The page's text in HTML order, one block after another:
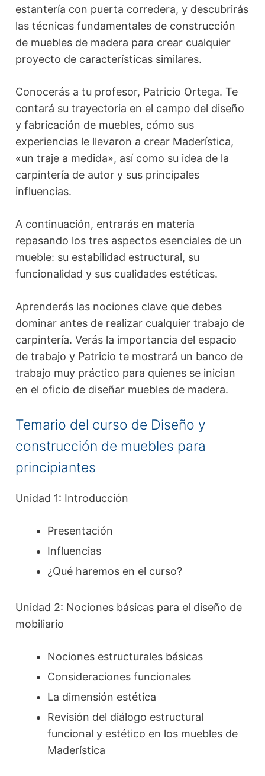
estantería con puerta corredera, y descubrirás
las técnicas fundamentales de construcción
de muebles de madera para crear cualquier
proyecto de características similares.
Conocerás a tu profesor, Patricio Ortega. Te
contará su trayectoria en el campo del diseño
y fabricación de muebles, cómo sus
experiencias le llevaron a crear Maderística,
«un traje a medida», así como su idea de la
carpintería de autor y sus principales
influencias.
A continuación, entrarás en materia
repasando los tres aspectos esenciales de un
mueble: su estabilidad estructural, su
funcionalidad y sus cualidades estéticas.
Aprenderás las nociones clave que debes
dominar antes de realizar cualquier trabajo de
carpintería. Verás la importancia del espacio
de trabajo y Patricio te mostrará un banco de
trabajo muy práctico para quienes se inician
en el oficio de diseñar muebles de madera.
Temario del curso de Diseño y
construcción de muebles para
principiantes
Unidad 1: Introducción
Presentación
Influencias
¿Qué haremos en el curso?
Unidad 2: Nociones básicas para el diseño de
mobiliario
Nociones estructurales básicas
Consideraciones funcionales
La dimensión estética
Revisión del diálogo estructural
funcional y estético en los muebles de
Maderística